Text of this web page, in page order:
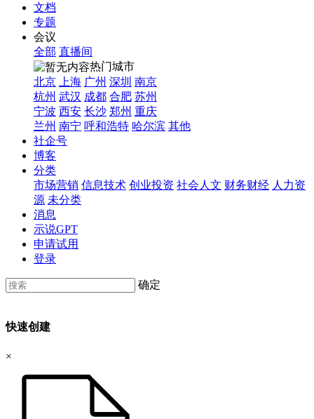
文档
专题
会议
全部 直播间
热门城市
北京
上海 广州 深圳 南京
杭州 武汉 成都 合肥 苏州
宁波 西安 长沙 郑州 重庆
兰州 南宁 呼和浩特 哈尔滨 其他
社企号
博客
分类
市场营销 信息技术 创业投资 社会人文 财务财经 人力资
源 未分类
消息
示说GPT
申请试用
登录
确定
快速创建
×